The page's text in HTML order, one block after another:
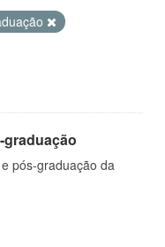
graduação
pós-graduação da